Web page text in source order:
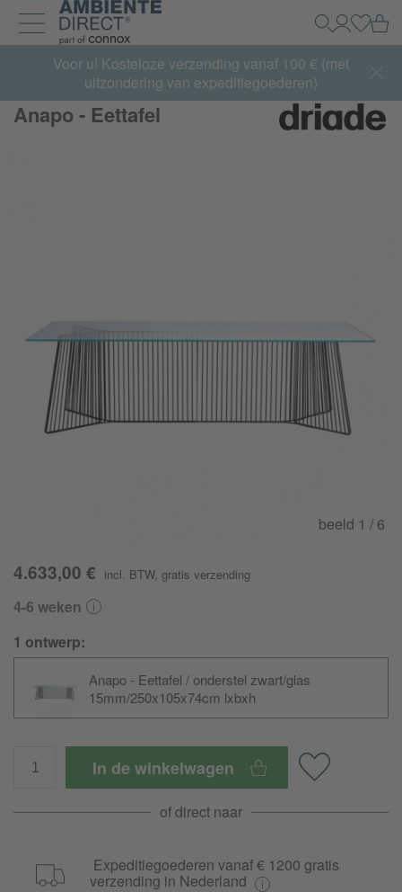
Home
Navigatie uit- en inklappen
Zoeken
Mijn
Summer Sale:met tot 65% korting >> nu bestellen
Voor u! Kosteloze verzending vanaf 100 € (met
uitzondering van expeditiegoederen)
Anapo - Eettafel
beeld 1 / 6
4.633,00 € incl. BTW, gratis verzending
4-6 weken
1 ontwerp:
Anapo - Eettafel / onderstel zwart/glas
15mm/250x105x74cm lxbxh
In de winkelwagen
of direct naar
Expeditiegoederen vanaf € 1200 gratis
verzending in Nederland